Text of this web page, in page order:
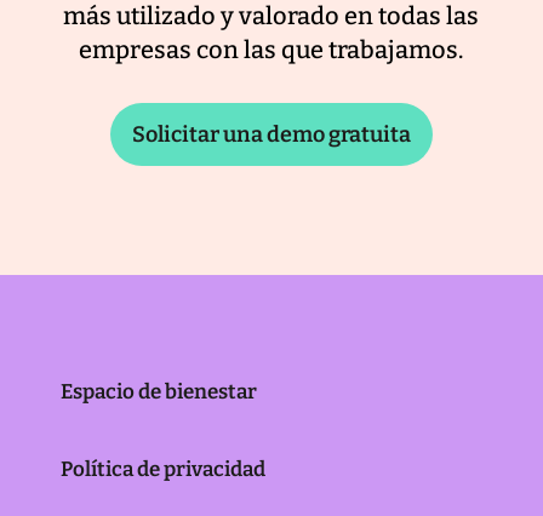
más utilizado y valorado en todas las
empresas con las que trabajamos.
Solicitar una demo gratuita
Espacio de bienestar
Política de privacidad